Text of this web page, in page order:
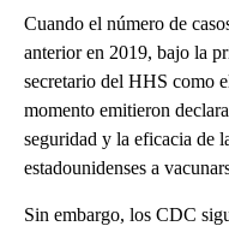
Cuando el número de
anterior en 2019, bajo la
secretario del HHS como
momento emitieron
seguridad y la eficacia de
estadounidenses a
Sin embargo, los CDC